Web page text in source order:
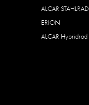
ALCAR STAHLRAD
ERION
ALCAR Hybridrad